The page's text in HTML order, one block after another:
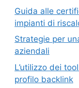
Guida alle
impianti di
Strategie per
aziendali
L’utilizzo dei
profilo backlink